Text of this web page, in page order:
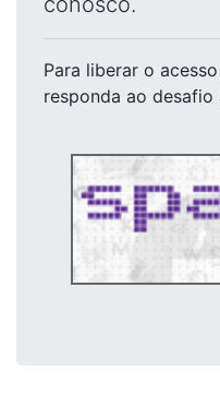
Para liberar o acesso
responda ao desafio